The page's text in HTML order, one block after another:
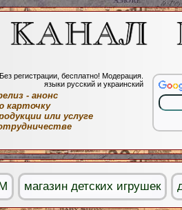
Без регистрации, бесплатно! Модерация.
языки русский и украинский
- анонс
карточку
или услуге
магазин детских игрушек